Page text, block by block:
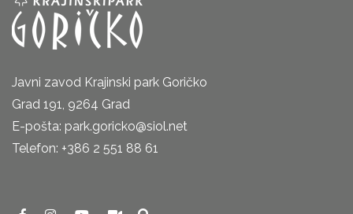
Javni zavod Krajinski park Goričko
Grad 191, 9264 Grad
E-pošta: park.goricko@siol.net
Telefon: +386 2 551 88 61